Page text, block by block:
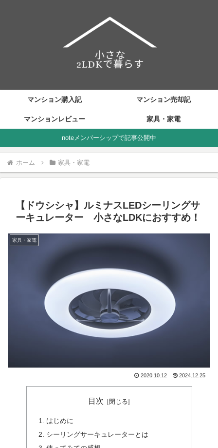
マンション購入記 マンション売却記
マンションレビュー 家具・家電
noteメンバーシップで記事公開中
ホーム 家具・家電
【ドウシシャ】ルミナスLEDシーリングサ
ーキュレーター 小さなLDKにおすすめ！
家具・家電
2020.10.12 2024.12.25
目次
はじめに
シーリングサーキュレーターとは